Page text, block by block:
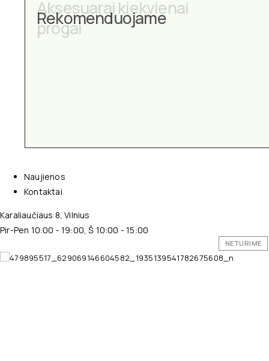
Rekomenduojame
Aksesuarai kiekvienai
progai
Naujienos
Kontaktai
Karaliaučiaus 8, Vilnius
Pir-Pen 10:00 - 19:00, Š 10:00 - 15:00
NETURIME